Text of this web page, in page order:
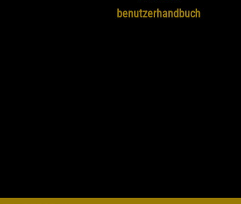
benutzerhandbuch